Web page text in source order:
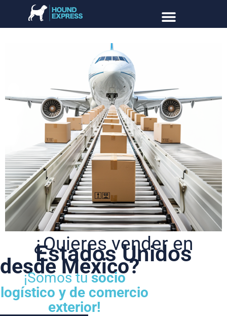
¿Quieres vender en
Estados Unidos
desde México?
¡Somos tusocio
logístico y de comercio
exterior!